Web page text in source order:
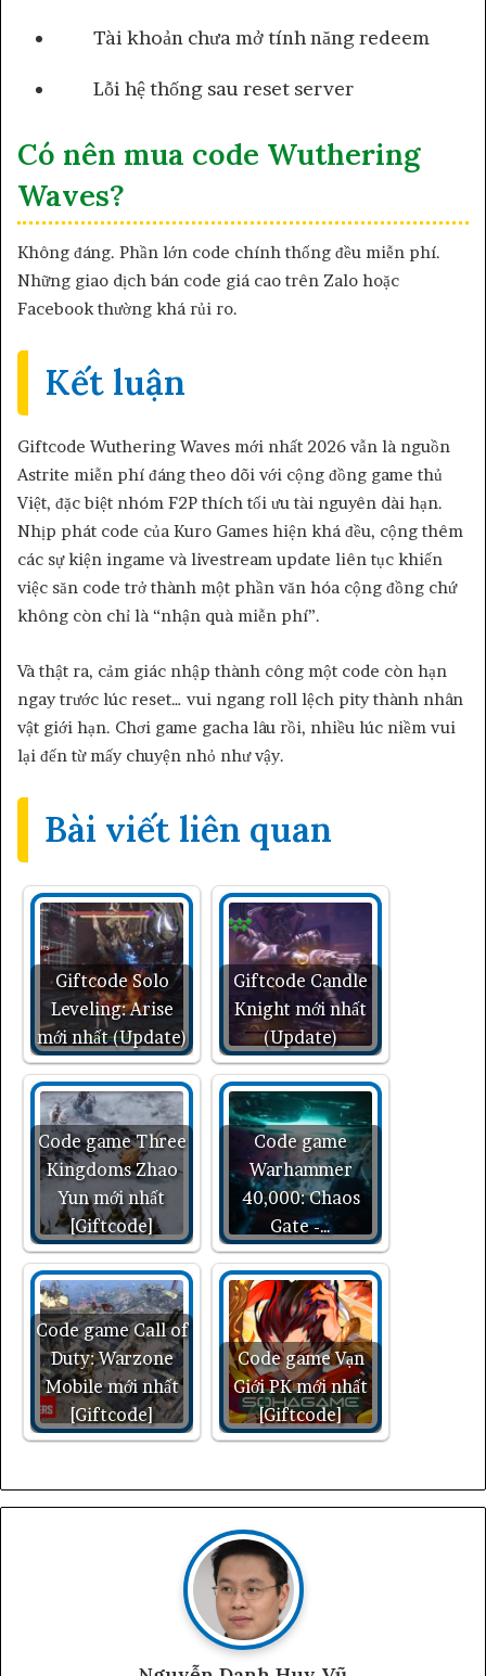
Tài khoản chưa mở tính năng redeem
Lỗi hệ thống sau reset server
Có nên mua code Wuthering
Waves?
Không đáng. Phần lớn code chính thống đều miễn phí.
Những giao dịch bán code giá cao trên Zalo hoặc
Facebook thường khá rủi ro.
Kết luận
Giftcode Wuthering Waves mới nhất 2026 vẫn là nguồn
Astrite miễn phí đáng theo dõi với cộng đồng game thủ
Việt, đặc biệt nhóm F2P thích tối ưu tài nguyên dài hạn.
Nhịp phát code của Kuro Games hiện khá đều, cộng thêm
các sự kiện ingame và livestream update liên tục khiến
việc săn code trở thành một phần văn hóa cộng đồng chứ
không còn chỉ là “nhận quà miễn phí”.
Và thật ra, cảm giác nhập thành công một code còn hạn
ngay trước lúc reset… vui ngang roll lệch pity thành nhân
vật giới hạn. Chơi game gacha lâu rồi, nhiều lúc niềm vui
lại đến từ mấy chuyện nhỏ như vậy.
Bài viết liên quan
Giftcode Solo
Leveling: Arise
mới nhất (Update)
Giftcode Candle
Knight mới nhất
(Update)
Code game Three
Kingdoms Zhao
Yun mới nhất
[Giftcode]
Code game
Warhammer
40,000: Chaos
Gate -…
Code game Call of
Duty: Warzone
Mobile mới nhất
[Giftcode]
Code game Vạn
Giới PK mới nhất
[Giftcode]